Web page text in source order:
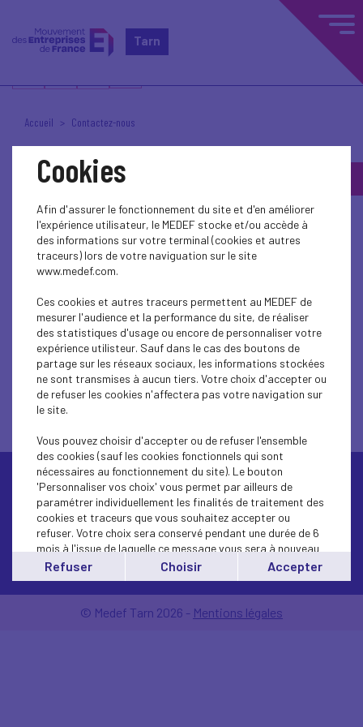
Tarn
Accueil Contactez-nous
Contactez-nous
Tel.06 36 16 30 49
contact@medeftarn.fr
8 Avenue de la Martelle
81150 Terssac
Ouvert du lundi au vendredi : 10h-12h / 14h-17h, sur rendez-
vous
Contactez-nous
© Medef Tarn 2026 - Mentions légales
Cookies
Afin d'assurer le fonctionnement du site et d'en améliorer
l'expérience utilisateur, le MEDEF stocke et/ou accède à
des informations sur votre terminal (cookies et autres
traceurs) lors de votre naviguation sur le site
www.medef.com.
Ces cookies et autres traceurs permettent au MEDEF de
mesurer l'audience et la performance du site, de réaliser
des statistiques d'usage ou encore de personnaliser votre
expérience utilisteur. Sauf dans le cas des boutons de
partage sur les réseaux sociaux, les informations stockées
ne sont transmises à aucun tiers. Votre choix d'accepter ou
de refuser les cookies n'affectera pas votre navigation sur
le site.
Vous pouvez choisir d'accepter ou de refuser l'ensemble
des cookies (sauf les cookies fonctionnels qui sont
nécessaires au fonctionnement du site). Le bouton
'Personnaliser vos choix' vous permet par ailleurs de
paramétrer individuellement les finalités de traitement des
cookies et traceurs que vous souhaitez accepter ou
refuser. Votre choix sera conservé pendant une durée de 6
mois à l'issue de laquelle ce message vous sera à nouveau
affiché..
Vous pouvez modifier votre choix à tout moment en
cliquant sur le lien'cookies'en bas de page.
Refuser Choisir Accepter